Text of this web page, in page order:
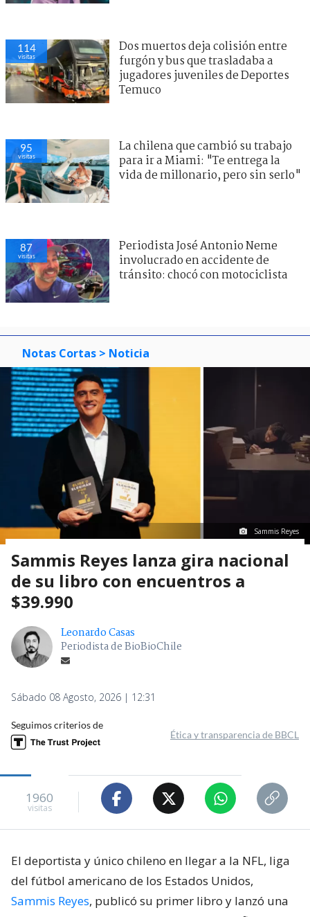
114
visitas
Dos muertos deja colisión entre
furgón y bus que trasladaba a
jugadores juveniles de Deportes
Temuco
95
visitas
La chilena que cambió su trabajo
para ir a Miami: "Te entrega la
vida de millonario, pero sin serlo"
87
visitas
Periodista José Antonio Neme
involucrado en accidente de
tránsito: chocó con motociclista
Notas Cortas > Noticia
Sammis Reyes
Sammis Reyes lanza gira nacional
de su libro con encuentros a
$39.990
Leonardo Casas
Periodista de BioBioChile
Sábado 08 Agosto, 2026 | 12:31
Seguimos criterios de
Ética y transparencia de BBCL
1960
visitas
El deportista y único chileno en llegar a la NFL, liga
del fútbol americano de los Estados Unidos,
Sammis Reyes, publicó su primer libro y lanzó una